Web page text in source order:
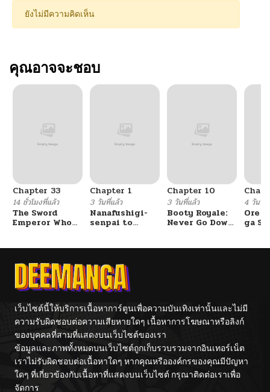
ยังไม่มีความคิดเห็น
คุณอาจจะชอบ
Chapter 33
14 ชั่วโมงที่แล้ว
The Sword
Emperor Who
จักรพรรดิเทพดาบ
ผงาดเหนือชาติภพ
Chapter 1
3 วันที่แล้ว
Nanafushigi-
senpai to
Chapter 10
3 วันที่แล้ว
Booty Royale:
Never Go Down
4 วันที่
Ore
ga
Tag
เว็บไซต์นี้ให้บริการเนื้อหาการ์ตูนเพื่อความบันเทิงเท่านั้นและไม่มี
ความรับผิดชอบต่อความเสียหายใดๆ เนื้อหาการโฆษณาหรือลิงก์
ของบุคคลที่สามที่แสดงบนเว็บไซต์ของเรา
ข้อมูลและภาพทั้งหมดบนเว็บไซต์ถูกเก็บรวบรวมจากอินเทอร์เน็ต
เราไม่รับผิดชอบต่อเนื้อหาใดๆ หากคุณหรือองค์กรของคุณมีปัญหา
ใดๆ ที่เกี่ยวข้องกับเนื้อหาที่แสดงบนเว็บไซต์ กรุณาติดต่อเราเพื่อ
จัดการ